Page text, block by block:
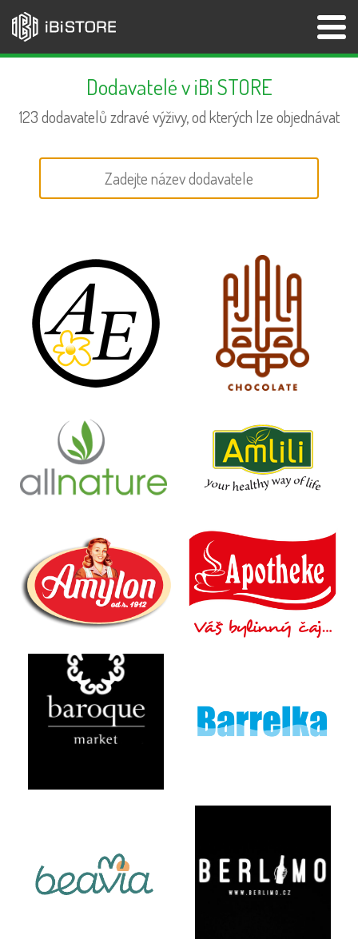
Dodavatelé v iBi STORE
123 dodavatelů zdravé výživy, od kterých lze objednávat